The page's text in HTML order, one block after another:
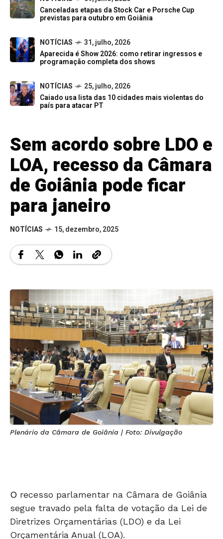
Canceladas etapas da Stock Car e Porsche Cup
previstas para outubro em Goiânia
NOTÍCIAS
31, julho, 2026
Aparecida é Show 2026: como retirar ingressos e
programação completa dos shows
NOTÍCIAS
25, julho, 2026
Caiado usa lista das 10 cidades mais violentas do
país para atacar PT
Sem acordo sobre LDO e
LOA, recesso da Câmara
de Goiânia pode ficar
para janeiro
NOTÍCIAS 15, dezembro, 2025
Plenário da Câmara de Goiânia | Foto: Divulgação
segue travado pela falta de votação da Lei de
Diretrizes Orçamentárias (LDO) e da Lei
Orçamentária Anual (LOA).